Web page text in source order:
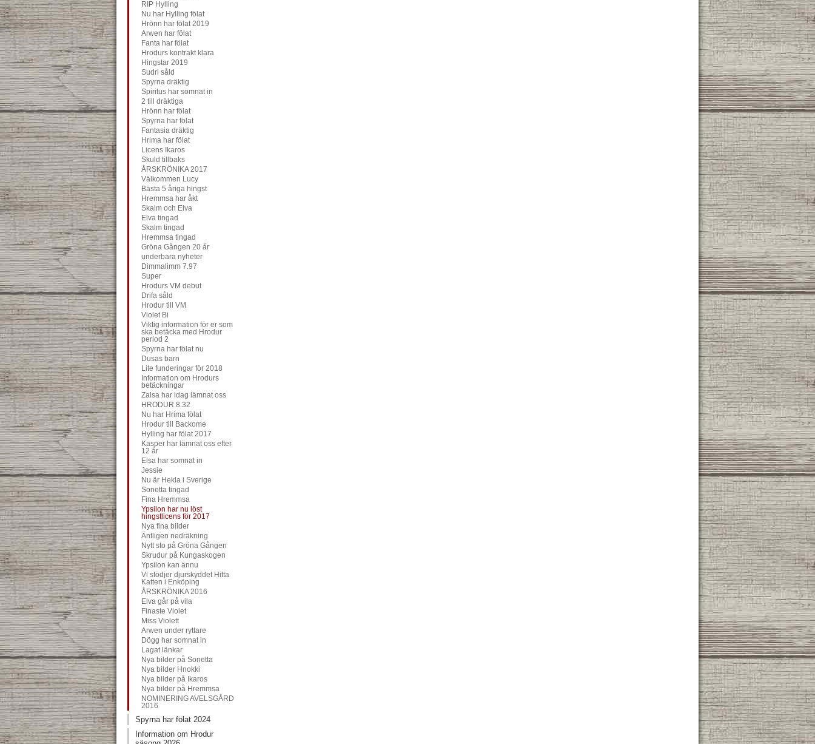
RIP Hylling
Nu har Hylling fölat
Hrönn har fölat 2019
Arwen har fölat
Fanta har fölat
Hrodurs kontrakt klara
Hingstar 2019
Sudri såld
Spyrna dräktig
Spiritus har somnat in
2 till dräktiga
Hrönn har fölat
Spyrna har fölat
Fantasia dräktig
Hrima har fölat
Licens Ikaros
Skuld tillbaks
ÅRSKRÖNIKA 2017
Välkommen Lucy
Bästa 5 åriga hingst
Hremmsa har åkt
Skalm och Elva
Elva tingad
Skalm tingad
Hremmsa tingad
Gröna Gången 20 år
underbara nyheter
Dimmalimm 7.97
Super
Hrodurs VM debut
Drifa såld
Hrodur till VM
Violet Bi
Viktig information för er som
ska betäcka med Hrodur
period 2
Spyrna har fölat nu
Dusas barn
Lite funderingar för 2018
Information om Hrodurs
betäckningar
Zalsa har idag lämnat oss
HRODUR 8.32
Nu har Hrima fölat
Hrodur till Backome
Hylling har fölat 2017
Kasper har lämnat oss efter
12 år
Elsa har somnat in
Jessie
Nu är Hekla i Sverige
Sonetta tingad
Fina Hremmsa
Ypsilon har nu löst
hingstlicens för 2017
Nya fina bilder
Äntligen nedräkning
Nytt sto på Gröna Gången
Skrudur på Kungaskogen
Ypsilon kan ännu
Vi stödjer djurskyddet Hitta
Katten i Enköping
ÅRSKRÖNIKA 2016
Elva går på vila
Finaste Violet
Miss Violett
Arwen under ryttare
Dögg har somnat in
Lagat länkar
Nya bilder på Sonetta
Nya bilder Hnokki
Nya bilder på Ikaros
Nya bilder på Hremmsa
NOMINERING AVELSGÅRD
2016
Spyrna har fölat 2024
Information om Hrodur